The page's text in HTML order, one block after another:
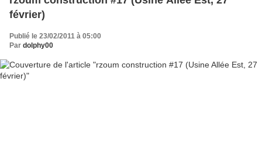
février)
Publié le 23/02/2011 à 05:00
Par dolphy00